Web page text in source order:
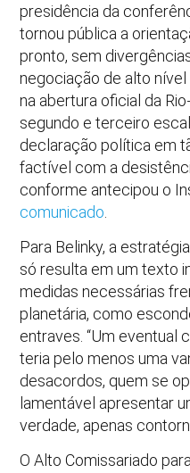
presidência da
tornou pública a
pronto, sem
negociação de alto
na abertura oficial da
segundo e terceiro
declaração política em
factível com a
conforme antecipou o
comunicado
Para Belinky, a
só resulta em um texto
medidas necessárias
planetária, como
entraves. “Um eventual
teria pelo menos uma
desacordos, quem se
lamentável apresentar
verdade, apenas
O Alto Comissariado